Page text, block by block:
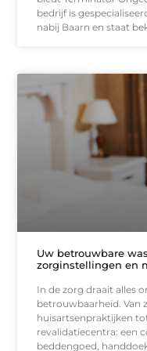
bedrijf is
nabij Baarn en staat
Uw betrouwbare
zorginstellingen en
In de zorg draait alles
betrouwbaarheid. Van
huisartsenpraktijken
revalidatiecentra: een
beddengoed,